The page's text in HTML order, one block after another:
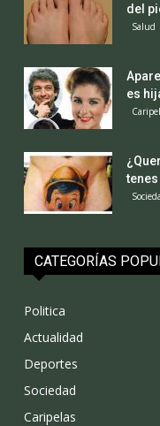
del
Salud
es
CATEGORÍAS
Politica
Actualidad
Deportes
Sociedad
Caripelas